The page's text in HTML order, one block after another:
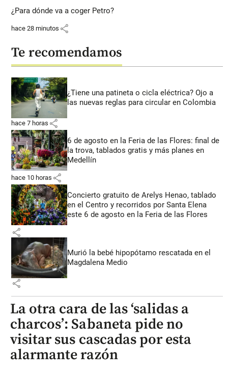
¿Para dónde va a coger Petro?
hace 28 minutos share
Te recomendamos
¿Tiene una patineta o cicla eléctrica? Ojo a
las nuevas reglas para circular en Colombia
hace 7 horas share
6 de agosto en la Feria de las Flores: final de
la trova, tablados gratis y más planes en
Medellín
hace 10 horas share
Concierto gratuito de Arelys Henao, tablado
en el Centro y recorridos por Santa Elena
este 6 de agosto en la Feria de las Flores
share
Murió la bebé hipopótamo rescatada en el
Magdalena Medio
share
La otra cara de las ‘salidas a
charcos’: Sabaneta pide no
visitar sus cascadas por esta
alarmante razón